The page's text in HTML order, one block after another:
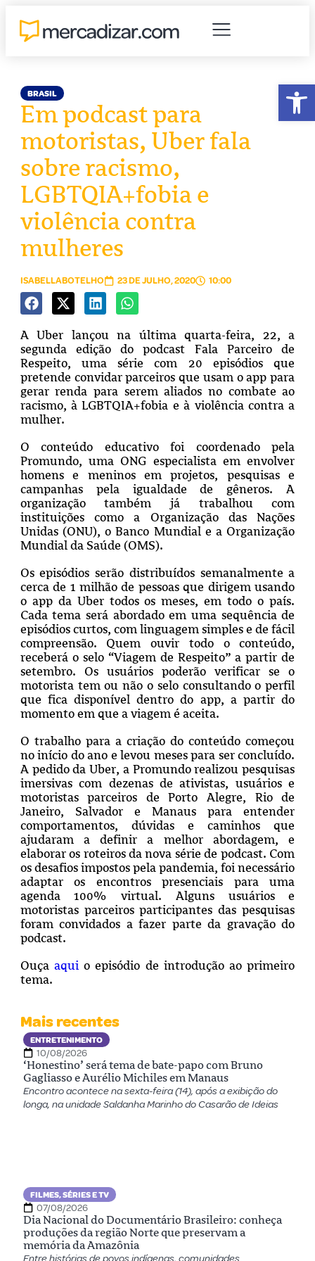
BRASIL
Em podcast para
motoristas, Uber fala
sobre racismo,
LGBTQIA+fobia e
violência contra
mulheres
ISABELLABOTELHO 23 DE JULHO, 2020 10:00
A Uber lançou na última quarta-feira, 22, a
segunda edição do podcast Fala Parceiro de
Respeito, uma série com 20 episódios que
pretende convidar parceiros que usam o app para
gerar renda para serem aliados no combate ao
racismo, à LGBTQIA+fobia e à violência contra a
mulher.
O conteúdo educativo foi coordenado pela
Promundo, uma ONG especialista em envolver
homens e meninos em projetos, pesquisas e
campanhas pela igualdade de gêneros. A
organização também já trabalhou com
instituições como a Organização das Nações
Unidas (ONU), o Banco Mundial e a Organização
Mundial da Saúde (OMS).
Os episódios serão distribuídos semanalmente a
cerca de 1 milhão de pessoas que dirigem usando
o app da Uber todos os meses, em todo o país.
Cada tema será abordado em uma sequência de
episódios curtos, com linguagem simples e de fácil
compreensão. Quem ouvir todo o conteúdo,
receberá o selo “Viagem de Respeito” a partir de
setembro. Os usuários poderão verificar se o
motorista tem ou não o selo consultando o perfil
que fica disponível dentro do app, a partir do
momento em que a viagem é aceita.
O trabalho para a criação do conteúdo começou
no início do ano e levou meses para ser concluído.
A pedido da Uber, a Promundo realizou pesquisas
imersivas com dezenas de ativistas, usuários e
motoristas parceiros de Porto Alegre, Rio de
Janeiro, Salvador e Manaus para entender
comportamentos, dúvidas e caminhos que
ajudaram a definir a melhor abordagem, e
elaborar os roteiros da nova série de podcast. Com
os desafios impostos pela pandemia, foi necessário
adaptar os encontros presenciais para uma
agenda 100% virtual. Alguns usuários e
motoristas parceiros participantes das pesquisas
foram convidados a fazer parte da gravação do
podcast.
Ouça aqui o episódio de introdução ao primeiro
tema.
Mais recentes
ENTRETENIMENTO
10/08/2026
‘Honestino’ será tema de bate-papo com Bruno
Gagliasso e Aurélio Michiles em Manaus
Encontro acontece na sexta-feira (14), após a exibição do
longa, na unidade Saldanha Marinho do Casarão de Ideias
FILMES, SÉRIES E TV
07/08/2026
Dia Nacional do Documentário Brasileiro: conheça
produções da região Norte que preservam a
memória da Amazônia
Entre histórias de povos indígenas, comunidades